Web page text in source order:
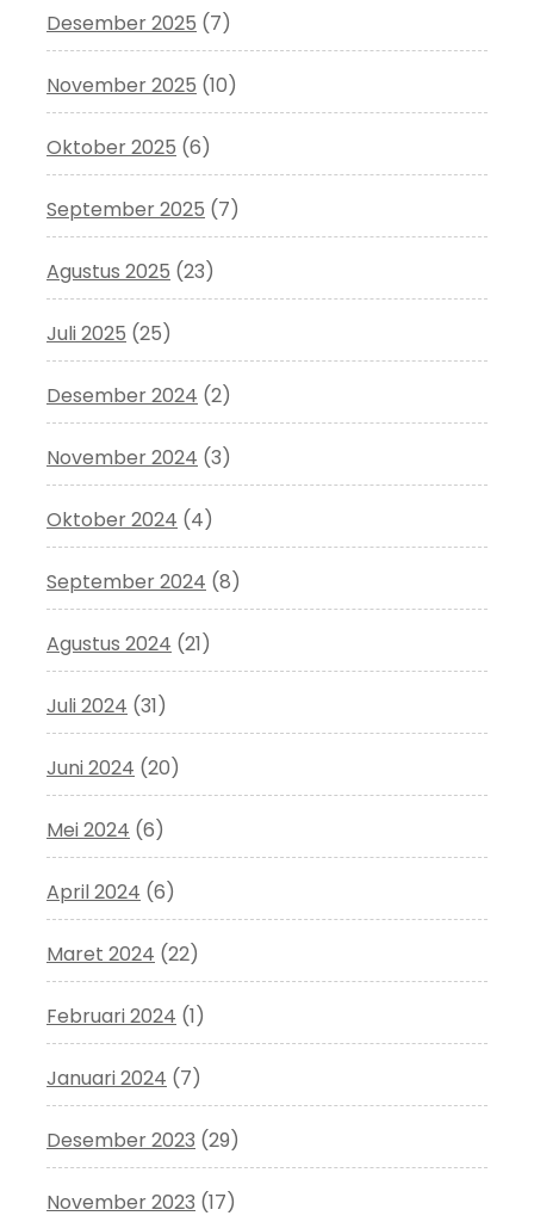
Desember 2025 (7)
November 2025 (10)
Oktober 2025 (6)
September 2025 (7)
Agustus 2025 (23)
Juli 2025 (25)
Desember 2024 (2)
November 2024 (3)
Oktober 2024 (4)
September 2024 (8)
Agustus 2024 (21)
Juli 2024 (31)
Juni 2024 (20)
Mei 2024 (6)
April 2024 (6)
Maret 2024 (22)
Februari 2024 (1)
Januari 2024 (7)
Desember 2023 (29)
November 2023 (17)